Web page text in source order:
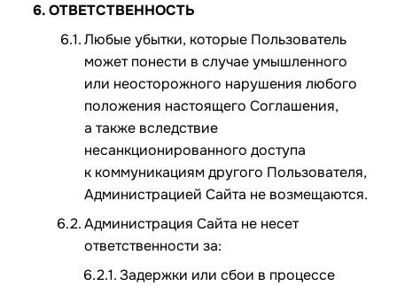
ОТВЕТСТВЕННОСТЬ
Любые убытки, которые Пользователь
может понести в случае умышленного
или неосторожного нарушения любого
положения настоящего Соглашения,
а также вследствие
несанкционированного доступа
к коммуникациям другого Пользователя,
Администрацией Сайта не возмещаются.
Администрация Сайта не несет
ответственности за:
Задержки или сбои в процессе